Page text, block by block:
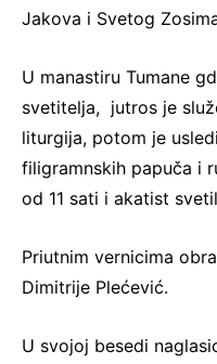
Jakova i Svetog
U manastiru Tumane
svetitelja, jutros je
liturgija, potom je
filigramnskih papuča i
od 11 sati i akatist
Priutnim vernicima
Dimitrije Plećević.
U svojoj besedi